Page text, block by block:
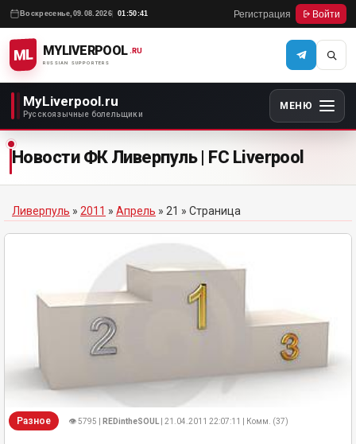
Воскресенье, 09.08.2026 01:50:41 Регистрация Войти
ML MYLIVERPOOL
RUSSIAN SUPPORTERS
.RU
MyLiverpool.ru
Русскоязычные болельщики
МЕНЮ
Новости ФК Ливерпуль | FC Liverpool
Ливерпуль » 2011 » Апрель » 21 » Страница
Разное 👁 5795 | REDintheSOUL | 21.04.2011 22:07:11 | Комм. (37)